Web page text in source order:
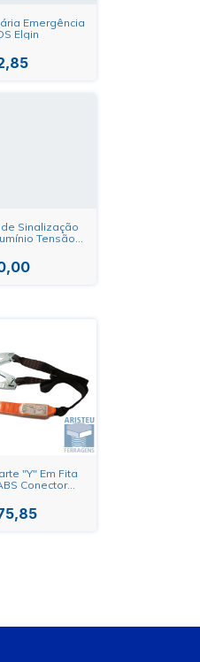
Emergência
Elgin
Sinalização
Tensão
"Y" Em Fita
Conector